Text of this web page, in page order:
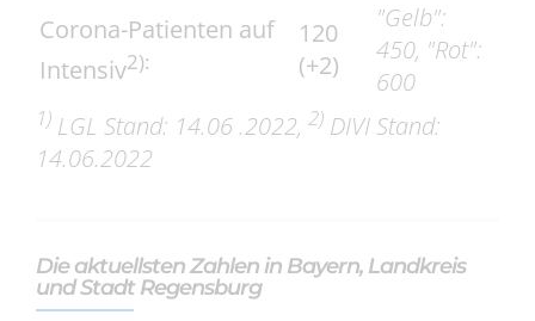
Corona-Patienten auf
Intensiv2):
120
(+2)
"Gelb":
450, "Rot":
600
1) LGL Stand: 14.06 .2022, 2) DIVI Stand:
14.06.2022
Die aktuellsten Zahlen in Bayern, Landkreis
und Stadt Regensburg